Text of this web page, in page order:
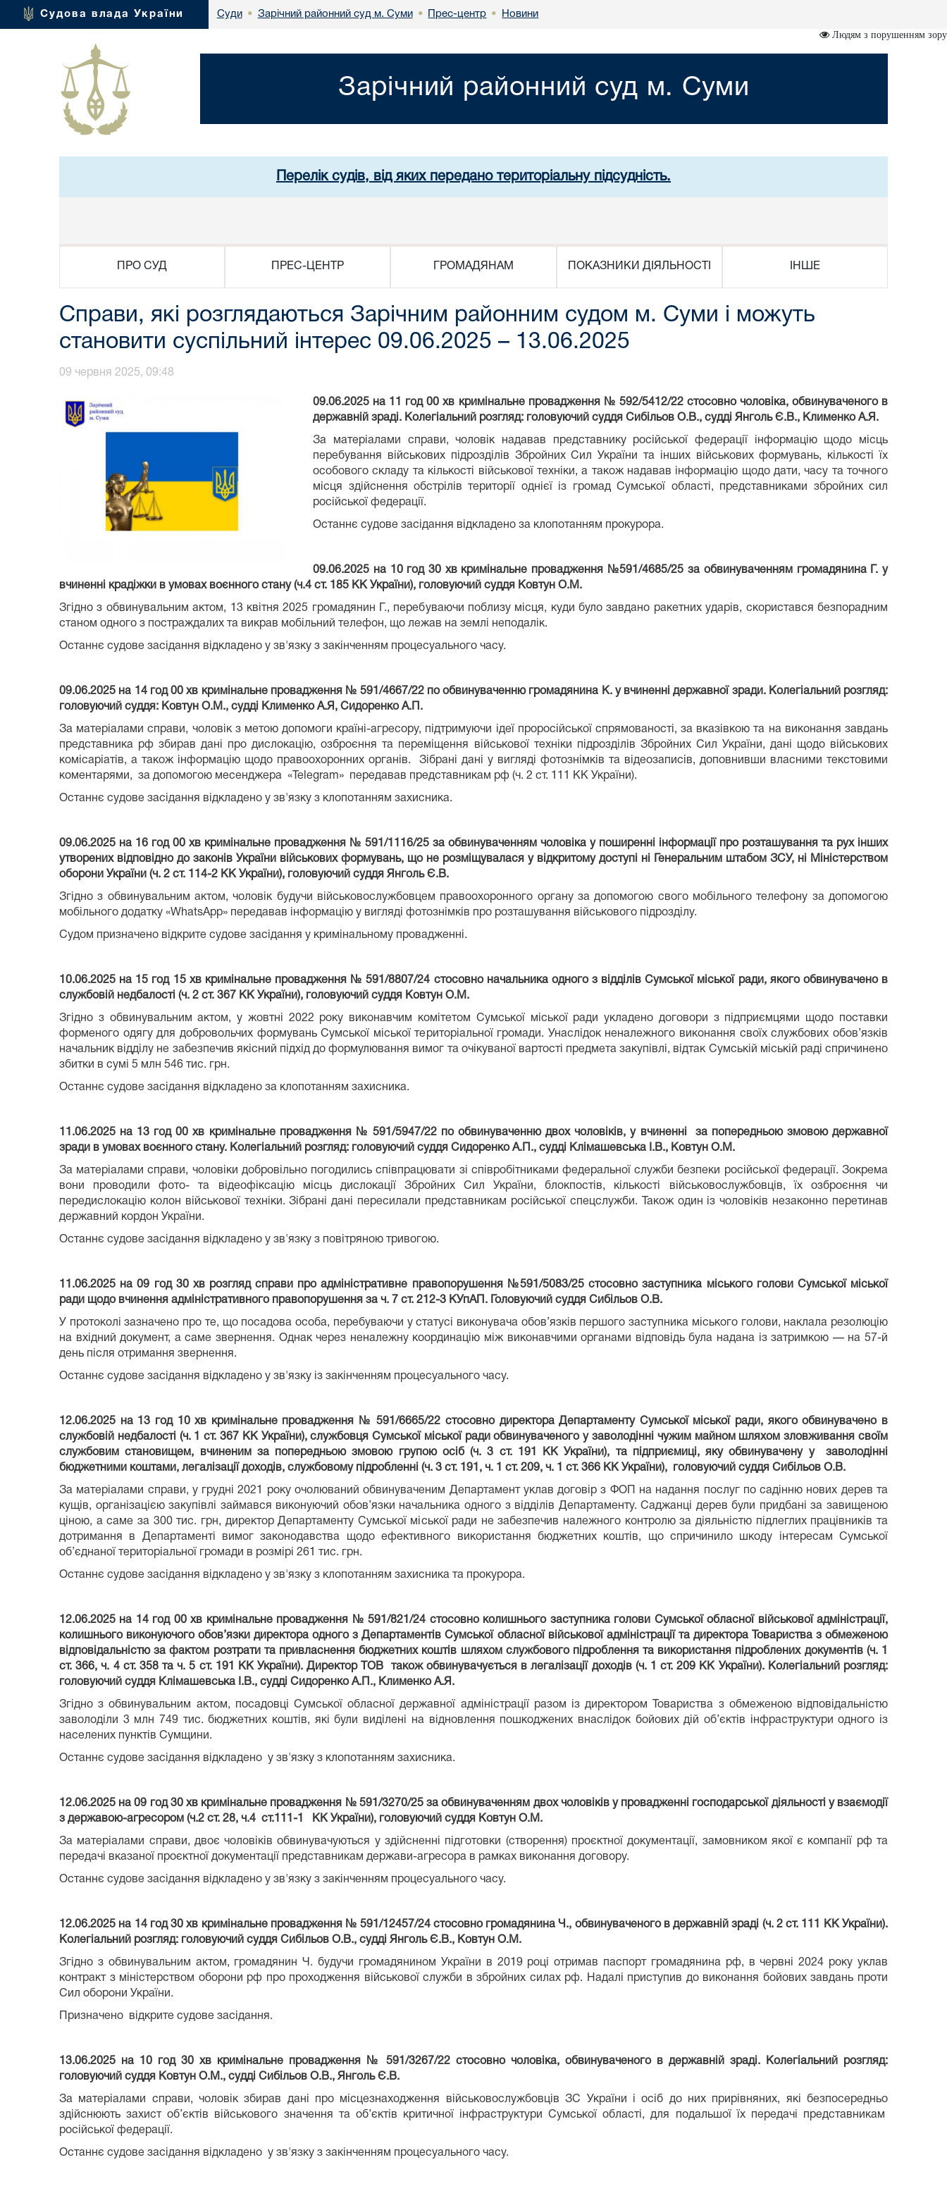
Судова влада України Суди • Зарічний районний суд м. Суми • Прес-центр • Новини
Людям з порушенням зору
Зарічний районний суд м. Суми
Перелік судів, від яких передано територіальну підсудність.
ПРО СУД ПРЕС-ЦЕНТР ГРОМАДЯНАМ ПОКАЗНИКИ ДІЯЛЬНОСТІ ІНШЕ
Справи, які розглядаються Зарічним районним судом м. Суми і можуть
становити суспільний інтерес 09.06.2025 – 13.06.2025
09 червня 2025, 09:48
09.06.2025 на 11 год 00 хв кримінальне провадження № 592/5412/22 стосовно чоловіка, обвинуваченого в
державній зраді. Колегіальний розгляд: головуючий суддя Сибільов О.В., суддіЯнголь Є.В., Клименко А.Я.
За матеріалами справи, чоловік надавав представнику російської федерації інформацію щодо місць
перебування військових підрозділів Збройних Сил України та інших військових формувань, кількості їх
особового складу та кількості військової техніки, а також надавав інформацію щодо дати, часу та точного
місця здійснення обстрілів території однієї із громад Сумської області, представниками збройних сил
російської федерації.
Останнє судове засідання відкладено за клопотанням прокурора.
09.06.2025 на 10 год 30 хв кримінальне провадження №591/4685/25 за обвинуваченням громадянина Г. у
вчиненні крадіжки в умовах воєнного стану (ч.4 ст. 185 КК України), головуючий суддя Ковтун О.М.
Згідно з обвинувальним актом, 13 квітня 2025 громадянин Г., перебуваючи поблизу місця, куди було завдано ракетних ударів, скористався безпорадним
станом одного з постраждалих та викрав мобільний телефон, що лежав на землі неподалік.
Останнє судове засідання відкладено у зв'язку з закінченням процесуального часу.
09.06.2025 на 14 год 00 хв кримінальне провадження № 591/4667/22 по обвинуваченню громадянина К. у вчиненні державної зради. Колегіальний розгляд:
головуючий суддя: Ковтун О.М., судді Клименко А.Я, Сидоренко А.П.
За матеріалами справи, чоловік з метою допомоги країні-агресору, підтримуючи ідеї проросійської спрямованості, за вказівкою та на виконання завдань
представника рф збирав дані про дислокацію, озброєння та переміщення військової техніки підрозділів Збройних Сил України, дані щодо військових
комісаріатів, а також інформацію щодо правоохоронних органів. Зібрані дані у вигляді фотознімків та відеозаписів, доповнивши власними текстовими
коментарями, за допомогою месенджера «Telegram» передавав представникам рф (ч. 2 ст. 111 КК України).
Останнє судове засідання відкладено у зв'язку з клопотанням захисника.
09.06.2025 на 16 год 00 хв кримінальне провадження № 591/1116/25 за обвинуваченням чоловіка у поширенні інформації про розташування та рух інших
утворених відповідно до законів України військових формувань, що не розміщувалася у відкритому доступі ні Генеральним штабом ЗСУ, ні Міністерством
оборони України (ч. 2 ст. 114-2 КК України), головуючий суддя Янголь Є.В.
Згідно з обвинувальним актом, чоловік будучи військовослужбовцем правоохоронного органу за допомогою свого мобільного телефону за допомогою
мобільного додатку «WhatsApp» передавав інформацію у вигляді фотознімків про розташування військового підрозділу.
Судом призначено відкрите судове засідання у кримінальному провадженні.
10.06.2025 на 15 год 15 хв кримінальне провадження № 591/8807/24 стосовно начальника одного з відділів Сумської міської ради, якого обвинувачено в
службовій недбалості (ч. 2 ст. 367 КК України), головуючий суддя Ковтун О.М.
Згідно з обвинувальним актом, у жовтні 2022 року виконавчим комітетом Сумської міської ради укладено договори з підприємцями щодо поставки
форменого одягу для добровольчих формувань Сумської міської територіальної громади. Унаслідок неналежного виконання своїх службових обов’язків
начальник відділу не забезпечив якісний підхід до формулювання вимог та очікуваної вартості предмета закупівлі, відтак Сумській міській раді спричинено
збитки в сумі 5 млн 546 тис. грн.
Останнє судове засідання відкладено за клопотанням захисника.
11.06.2025 на 13 год 00 хв кримінальне провадження № 591/5947/22 по обвинуваченню двох чоловіків, у вчиненні за попередньою змовою державної
зради в умовах воєнного стану. Колегіальний розгляд: головуючий суддя Сидоренко А.П., судді Клімашевська І.В., Ковтун О.М.
За матеріалами справи, чоловіки добровільно погодились співпрацювати зі співробітниками федеральної служби безпеки російської федерації. Зокрема
вони проводили фото- та відеофіксацію місць дислокації Збройних Сил України, блокпостів, кількості військовослужбовців, їх озброєння чи
передислокацію колон військової техніки. Зібрані дані пересилали представникам російської спецслужби. Також один із чоловіків незаконно перетинав
державний кордон України.
Останнє судове засідання відкладено у зв'язку з повітряною тривогою.
11.06.2025 на 09 год 30 хв розгляд справи про адміністративне правопорушення №591/5083/25 стосовно заступника міського голови Сумської міської
ради щодо вчинення адміністративного правопорушення за ч. 7 ст. 212-3 КУпАП. Головуючий суддя Сибільов О.В.
У протоколі зазначено про те, що посадова особа, перебуваючи у статусі виконувача обов’язків першого заступника міського голови, наклала резолюцію
на вхідний документ, а саме звернення. Однак через неналежну координацію між виконавчими органами відповідь була надана із затримкою — на 57-й
день після отримання звернення.
Останнє судове засідання відкладено у зв'язку із закінченням процесуального часу.
12.06.2025 на 13 год 10 хв кримінальне провадження № 591/6665/22 стосовно директора Департаменту Сумської міської ради, якого обвинувачено в
службовій недбалості (ч. 1 ст. 367 КК України), службовця Сумської міської ради обвинуваченого у заволодінні чужим майном шляхом зловживання своїм
службовим становищем, вчиненим за попередньою змовою групою осіб (ч. 3 ст. 191 КК України), та підприємиці, яку обвинувачену у заволодінні
бюджетними коштами, легалізації доходів, службовому підробленні (ч. 3 ст. 191, ч. 1 ст. 209, ч. 1 ст. 366 КК України), головуючий суддя Сибільов О.В.
За матеріалами справи, у грудні 2021 року очолюваний обвинуваченим Департамент уклав договір з ФОП на надання послуг по садінню нових дерев та
кущів, організацією закупівлі займався виконуючий обов’язки начальника одного з відділів Департаменту. Саджанці дерев були придбані за завищеною
ціною, а саме за 300 тис. грн, директор Департаменту Сумської міської ради не забезпечив належного контролю за діяльністю підлеглих працівників та
дотримання в Департаменті вимог законодавства щодо ефективного використання бюджетних коштів, що спричинило шкоду інтересам Сумської
об’єднаної територіальної громади в розмірі 261 тис. грн.
Останнє судове засідання відкладено у зв'язку з клопотанням захисника та прокурора.
12.06.2025 на 14 год 00 хв кримінальне провадження № 591/821/24 стосовно колишнього заступника голови Сумської обласної військової адміністрації,
колишнього виконуючого обов’язки директора одного з Департаментів Сумської обласної військової адміністрації та директора Товариства з обмеженою
відповідальністю за фактом розтрати та привласнення бюджетних коштів шляхом службового підроблення та використання підроблених документів (ч. 1
ст. 366, ч. 4 ст. 358 та ч. 5 ст. 191 КК України). Директор ТОВ також обвинувачується в легалізації доходів (ч. 1 ст. 209 КК України). Колегіальний розгляд:
головуючий суддя Клімашевська І.В., судді Сидоренко А.П., Клименко А.Я.
Згідно з обвинувальним актом, посадовці Сумської обласної державної адміністрації разом із директором Товариства з обмеженою відповідальністю
заволоділи 3 млн 749 тис. бюджетних коштів, які були виділені на відновлення пошкоджених внаслідок бойових дій об’єктів інфраструктури одного із
населених пунктів Сумщини.
Останнє судове засідання відкладено у зв'язку з клопотанням захисника.
12.06.2025 на 09 год 30 хв кримінальне провадження № 591/3270/25 за обвинуваченням двох чоловіків у провадженні господарської діяльності у взаємодії
з державою-агресором (ч.2 ст. 28, ч.4 ст.111-1 КК України), головуючий суддя Ковтун О.М.
За матеріалами справи, двоє чоловіків обвинувачуються у здійсненні підготовки (створення) проєктної документації, замовником якої є компанії рф та
передачі вказаної проєктної документації представникам держави-агресора в рамках виконання договору.
Останнє судове засідання відкладено у зв'язку з закінченням процесуального часу.
12.06.2025 на 14 год 30 хв кримінальне провадження № 591/12457/24 стосовно громадянина Ч., обвинуваченого в державній зраді (ч. 2 ст. 111 КК України).
Колегіальний розгляд: головуючий суддя Сибільов О.В., судді Янголь Є.В., Ковтун О.М.
Згідно з обвинувальним актом, громадянин Ч. будучи громадянином України в 2019 році отримав паспорт громадянина рф, в червні 2024 року уклав
контракт з міністерством оборони рф про проходження військової служби в збройних силах рф. Надалі приступив до виконання бойових завдань проти
Сил оборони України.
Призначено відкрите судове засідання.
13.06.2025 на 10 год 30 хв кримінальне провадження № 591/3267/22 стосовно чоловіка, обвинуваченого в державній зраді. Колегіальний розгляд:
головуючий суддя Ковтун О.М., судді Сибільов О.В., Янголь Є.В.
За матеріалами справи, чоловік збирав дані про місцезнаходження військовослужбовців ЗС України і осіб до них прирівняних, які безпосередньо
здійснюють захист об’єктів військового значення та об’єктів критичної інфраструктури Сумської області, для подальшої їх передачі представникам
російської федерації.
Останнє судове засідання відкладено у зв'язку з закінченням процесуального часу.